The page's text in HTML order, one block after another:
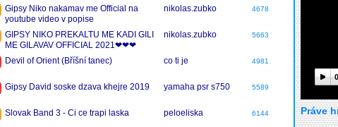
Gipsy Niko nakamav me Official na
youtube video v popise
nikolas.zubko 4678
GIPSY NIKO PREKALTU ME KADI GILI
ME GILAVAV OFFICIAL 2021❤❤❤
nikolas.zubko 5663
Devil of Orient (Bříšní tanec) co ti je 4981
Gipsy David soske dzava khejre 2019 yamaha psr s750 5589
Slovak Band 3 - Ci ce trapi laska peloeliska 6144 Práve